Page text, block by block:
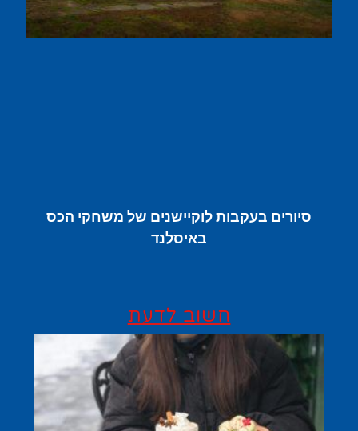
סיורים בעקבות לוקיישנים של משחקי הכס
באיסלנד
חשוב לדעת